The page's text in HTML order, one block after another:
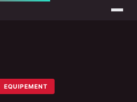
EQUIPEMENT